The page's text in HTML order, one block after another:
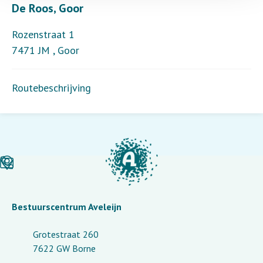
De Roos, Goor
Rozenstraat 1
7471 JM , Goor
Routebeschrijving
Bestuurscentrum Aveleijn
Grotestraat 260
7622 GW Borne